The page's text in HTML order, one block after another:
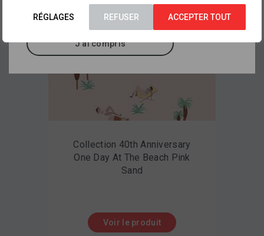
RÉGLAGES REFUSER ACCEPTER TOUT
Collection 40th Anniversary
One Day At The Beach Pink
Sand
Voir le produit
milliers d’autres références.
J'ai compris